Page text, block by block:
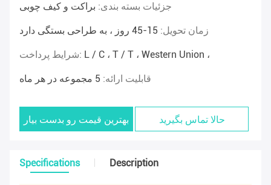
جزئیات بسته بندی: براکت و کیف چوبی
زمان تحویل: 15-45 روز ، به طراحی بستگی دارد
شرایط پرداخت: L / C ، T / T ، Western Union ،
قابلیت ارائه: 5 مجموعه در هر ماه
بهترین قیمت رو بدست بیار حالا تماس بگیرید
Specifications Description